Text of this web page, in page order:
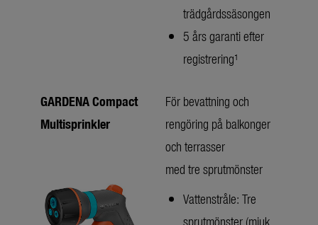
trädgårdssäsongen
5 års garanti efter
registrering¹
GARDENA Compact
Multisprinkler
För bevattning och
rengöring på balkonger
och terrasser
med tre sprutmönster
Vattenstråle: Tre
sprutmönster (mjuk